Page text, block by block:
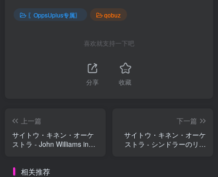
〖OppsUplus专属〗 qobuz
喜欢就支持一下吧
分享 收藏
上一篇
サイトウ・キネン・オーケ
ストラ - John Williams in
【96kHz／24bit】日本区
下一篇
サイトウ・キネン・オーケ
ストラ - シンドラーのリス
相关推荐